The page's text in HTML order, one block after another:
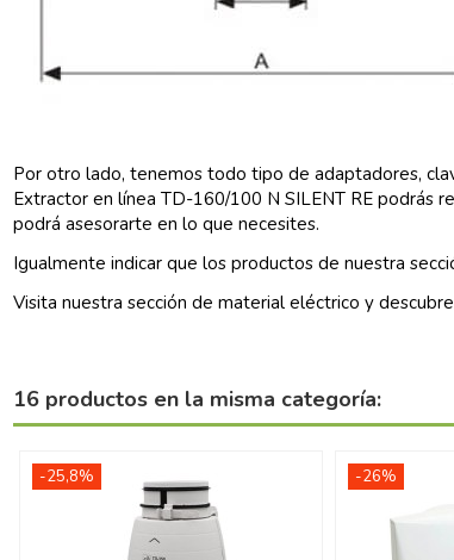
Por otro lado, tenemos todo tipo de adaptadores,
Extractor en línea TD-160/100 N SILENT RE podrás
podrá asesorarte en lo que necesites.
Igualmente indicar que los productos de nuestra
Visita nuestra sección dematerial eléctrico y
16 productos en la misma categoría:
-25,8% -26%